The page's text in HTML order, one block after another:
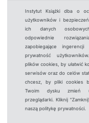
Instytut Książki dba o
użytkowników i
ich danych
odpowiednie
zapobiegające
prywatność
plików cookies, by ułatwić
serwisów oraz do celów
chcesz, by pliki cookies
Twoim dysku zmień
przeglądarki. Kliknij
naszą politykę prywatności.